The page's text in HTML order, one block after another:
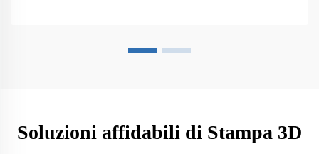
Soluzioni affidabili di Stampa 3D